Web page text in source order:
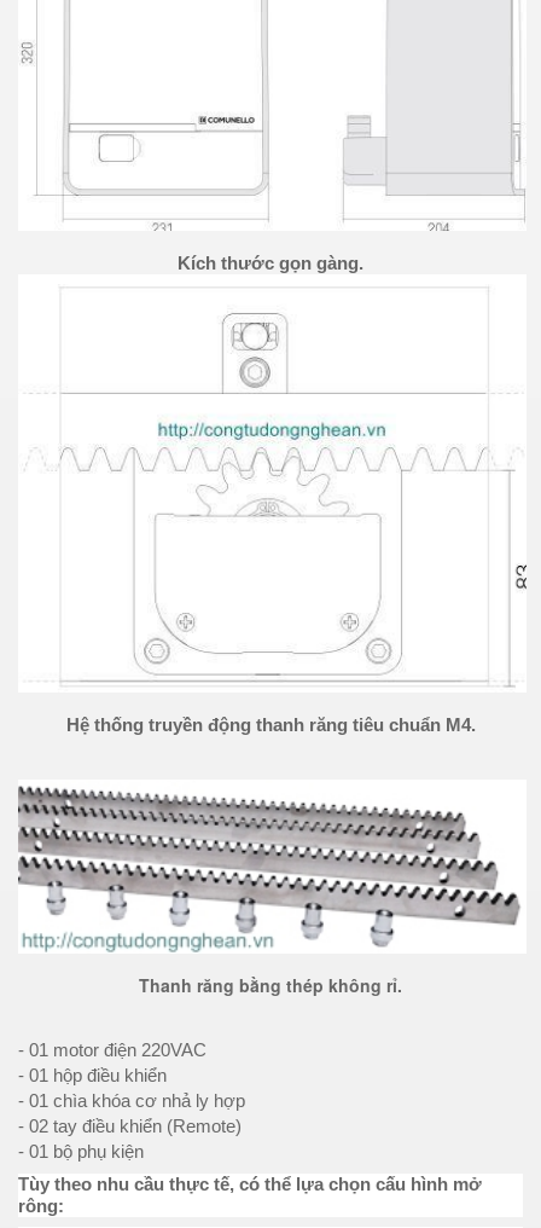
Kích thước gọn gàng.
Hệ thống truyền động thanh răng tiêu chuẩn M4.
Thanh răng bằng thép không rỉ.
- 01 motor điện 220VAC
- 01 hộp điều khiển
- 01 chìa khóa cơ nhả ly hợp
- 02 tay điều khiển (Remote)
- 01 bộ phụ kiện
Tùy theo nhu cầu thực tế, có thể lựa chọn cấu hình mở
rông: